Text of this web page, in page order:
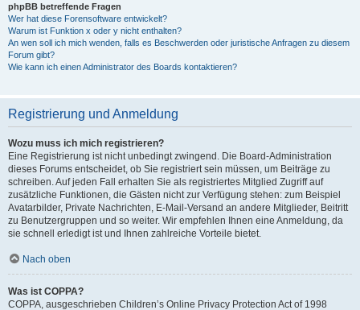
phpBB betreffende Fragen
Wer hat diese Forensoftware entwickelt?
Warum ist Funktion x oder y nicht enthalten?
An wen soll ich mich wenden, falls es Beschwerden oder juristische Anfragen zu diesem
Forum gibt?
Wie kann ich einen Administrator des Boards kontaktieren?
Registrierung und Anmeldung
Wozu muss ich mich registrieren?
Eine Registrierung ist nicht unbedingt zwingend. Die Board-Administration
dieses Forums entscheidet, ob Sie registriert sein müssen, um Beiträge zu
schreiben. Auf jeden Fall erhalten Sie als registriertes Mitglied Zugriff auf
zusätzliche Funktionen, die Gästen nicht zur Verfügung stehen: zum Beispiel
Avatarbilder, Private Nachrichten, E-Mail-Versand an andere Mitglieder, Beitritt
zu Benutzergruppen und so weiter. Wir empfehlen Ihnen eine Anmeldung, da
sie schnell erledigt ist und Ihnen zahlreiche Vorteile bietet.
Nach oben
Was ist COPPA?
COPPA, ausgeschrieben Children’s Online Privacy Protection Act of 1998